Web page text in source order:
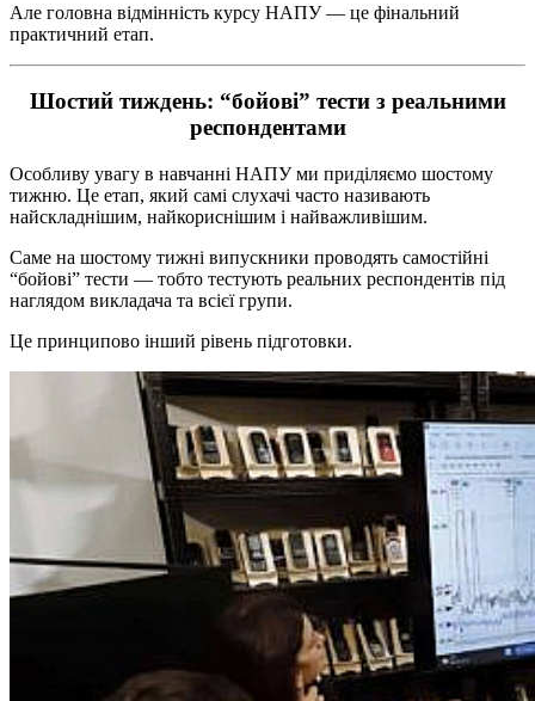
Але головна відмінність курсу НАПУ — це фінальний
практичний етап.
Шостий тиждень: “бойові” тести з реальними
респондентами
Особливу увагу в навчанні НАПУ ми приділяємо шостому
тижню. Це етап, який самі слухачі часто називають
найскладнішим, найкориснішим і найважливішим.
Саме на шостому тижні випускники проводять самостійні
“бойові” тести — тобто тестують реальних респондентів під
наглядом викладача та всієї групи.
Це принципово інший рівень підготовки.